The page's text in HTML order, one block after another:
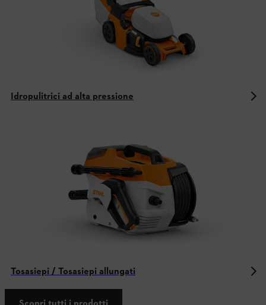
Idropulitrici ad alta pressione
Tosasiepi / Tosasiepi allungati
Scopri tutti i prodotti